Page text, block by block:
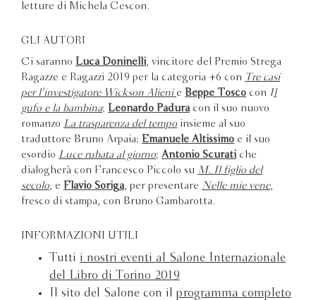
letture di Michela Cescon.
GLI AUTORI
Ci saranno Luca Doninelli , vincitore del Premio Strega
Ragazze e Ragazzi 2019 per la categoria +6 con Tre casi
per l'investigatore Wickson Alieni e Beppe Tosco con Il
gufo e la bambina; Leonardo Padura con il suo nuovo
romanzo La trasparenza del tempo insieme al suo
traduttore Bruno Arpaia; Emanuele Altissimo e il suo
esordio Luce rubata al giorno; Antonio Scurati che
dialogherà con Francesco Piccolo su M. Il figlio del
secolo , e Flavio Soriga , per presentare Nelle mie vene,
fresco di stampa, con Bruno Gambarotta.
INFORMAZIONI UTILI
Tutti i nostri eventi al Salone Internazionale
del Libro di Torino 2019
Il sito del Salone con il programma completo